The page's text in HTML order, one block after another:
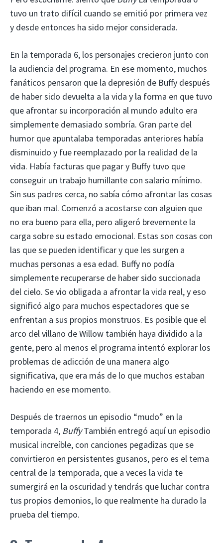
tuvo un trato difícil cuando se emitió por primera vez
y desde entonces ha sido mejor considerada.
En la temporada 6, los personajes crecieron junto con
la audiencia del programa. En ese momento, muchos
fanáticos pensaron que la depresión de Buffy después
de haber sido devuelta a la vida y la forma en que tuvo
que afrontar su incorporación al mundo adulto era
simplemente demasiado sombría. Gran parte del
humor que apuntalaba temporadas anteriores había
disminuido y fue reemplazado por la realidad de la
vida. Había facturas que pagar y Buffy tuvo que
conseguir un trabajo humillante con salario mínimo.
Sin sus padres cerca, no sabía cómo afrontar las cosas
que iban mal. Comenzó a acostarse con alguien que
no era bueno para ella, pero aligeró brevemente la
carga sobre su estado emocional. Estas son cosas con
las que se pueden identificar y que les surgen a
muchas personas a esa edad. Buffy no podía
simplemente recuperarse de haber sido succionada
del cielo. Se vio obligada a afrontar la vida real, y eso
significó algo para muchos espectadores que se
enfrentan a sus propios monstruos. Es posible que el
arco del villano de Willow también haya dividido a la
gente, pero al menos el programa intentó explorar los
problemas de adicción de una manera algo
significativa, que era más de lo que muchos estaban
haciendo en ese momento.
Después de traernos un episodio “mudo” en la
temporada 4, BuffyTambién entregó aquí un episodio
musical increíble, con canciones pegadizas que se
convirtieron en persistentes gusanos, pero es el tema
central de la temporada, que a veces la vida te
sumergirá en la oscuridad y tendrás que luchar contra
tus propios demonios, lo que realmente ha durado la
prueba del tiempo.